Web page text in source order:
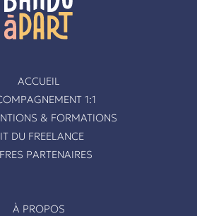
ACCUEIL
1:1
& FORMATIONS
DU FREELANCE
PARTENAIRES
À PROPOS